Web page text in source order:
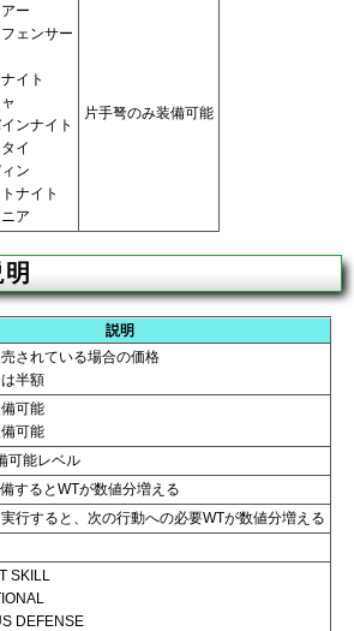
ー
ェンサー
イト
ンナイト
イ
ン
ナイト
ア
片手弩のみ装備可能
説明
されている場合の価格
半額
可能
可能
可能レベル
するとWTが数値分増える
行すると、次の行動への必要WTが数値分増える
SKILL
DEFENSE